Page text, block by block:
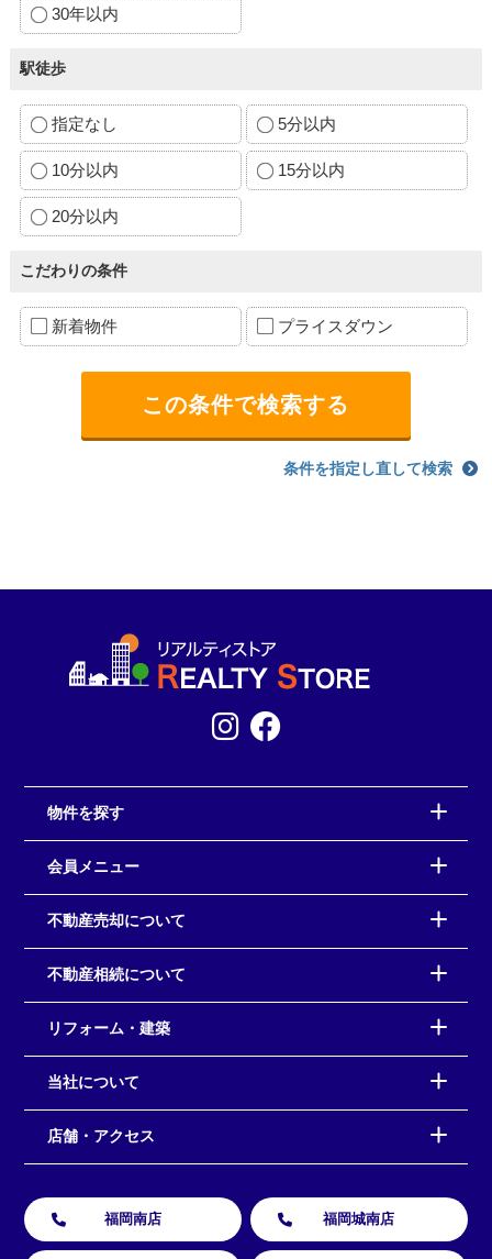
30年以内
駅徒歩
指定なし 5分以内
10分以内 15分以内
20分以内
こだわりの条件
新着物件 プライスダウン
条件を指定し直して検索
物件を探す
会員メニュー
不動産売却について
不動産相続について
リフォーム・建築
当社について
店舗・アクセス
福岡南店 福岡城南店